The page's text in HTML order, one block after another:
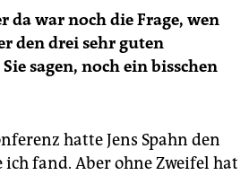
da war noch die Frage, wen
den drei sehr guten
sagen, noch ein bisschen
hatte Jens Spahn den
fand. Aber ohne Zweifel hat